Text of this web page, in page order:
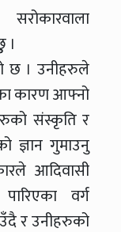
।
छ । उनीहरुले
कारण आफ्नो
संस्कृति र
ज्ञान गुमाउनु
आदिवासी
वर्ग
र उनीहरुको